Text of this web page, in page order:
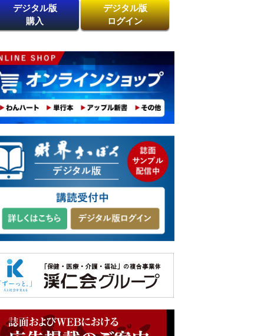
デジタル版
購入
デジタル版
ログイン